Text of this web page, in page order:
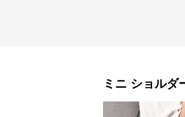
ミニ ショルダ